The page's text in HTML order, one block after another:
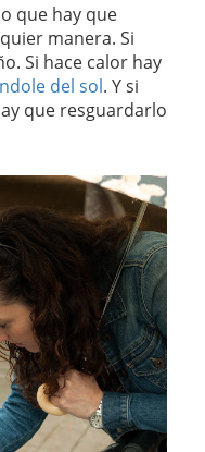
que hay que
manera. Si
Si hace calor hay
del sol. Y si
que resguardarlo